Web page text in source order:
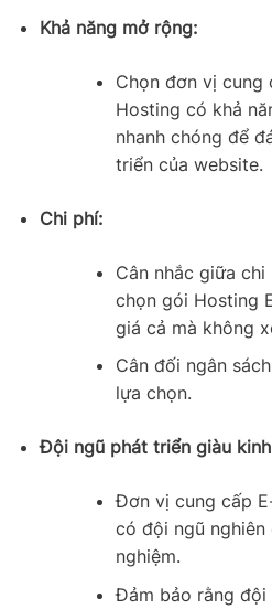
Khả năng mở rộng:
Chọn đơn vị cung
Hosting có khả
nhanh chóng để
triển của website.
Chi phí:
Cân nhắc giữa
chọn gói Hosting
giá cả mà không
Cân đối ngân
lựa chọn.
Đội ngũ phát triển giàu
Đơn vị cung cấp
có đội ngũ
nghiệm.
Đảm bảo rằng đội